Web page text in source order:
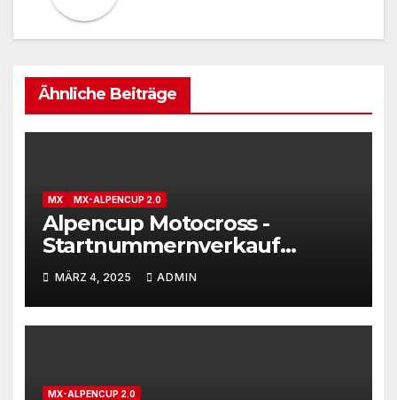
Ähnliche Beiträge
MX MX-ALPENCUP 2.0
Alpencup Motocross -
Startnummernverkauf
gestartet
MÄRZ 4, 2025 ADMIN
MX-ALPENCUP 2.0